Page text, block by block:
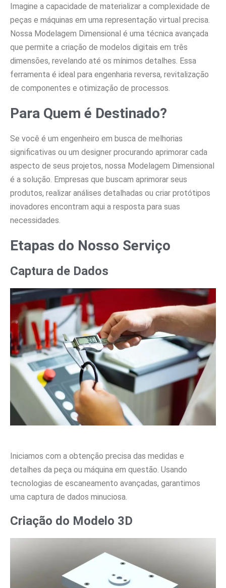
Imagine a capacidade de materializar a complexidade de
peças e máquinas em uma representação virtual precisa.
Nossa Modelagem Dimensional é uma técnica avançada
que permite a criação de modelos digitais em três
dimensões, revelando até os mínimos detalhes. Essa
ferramenta é ideal para engenharia reversa, revitalização
de componentes e otimização de processos.
Para Quem é Destinado?
Se você é um engenheiro em busca de melhorias
significativas ou um designer procurando aprimorar cada
aspecto de seus projetos, nossa Modelagem Dimensional
é a solução. Empresas que buscam aprimorar seus
produtos, realizar análises detalhadas ou criar protótipos
inovadores encontram aqui a resposta para suas
necessidades.
Etapas do Nosso Serviço
Captura de Dados
Iniciamos com a obtenção precisa das medidas e
detalhes da peça ou máquina em questão. Usando
tecnologias de escaneamento avançadas, garantimos
uma captura de dados minuciosa.
Criação do Modelo 3D